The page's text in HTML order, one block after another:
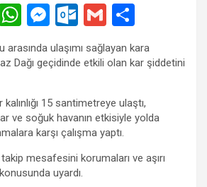
W
at
A
p
p
M
es
se
g
er
O
lo
k.
c
o
m
G
ail ar
ulaşımı sağlayan kara
Dağı geçidinde etkili olan kar şiddetini
kalınlığı 15 santimetreye ulaştı,
ve soğuk havanın etkisiyle yolda
karşı çalışma yaptı.
mesafesini korumaları ve aşırı
uyardı.